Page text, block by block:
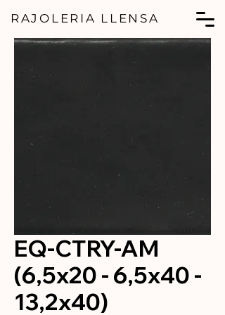
RAJOLERIA LLENSA
EQ-CTRY-AM
(6,5x20 - 6,5x40 -
13,2x40)